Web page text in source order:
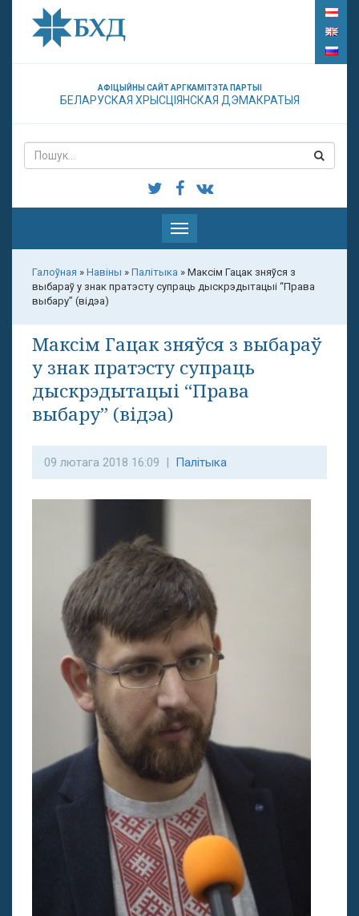
АФІЦЫЙНЫ САЙТ АРГКАМІТЭТА ПАРТЫІ
БЕЛАРУСКАЯ ХРЫСЦІЯНСКАЯ ДЭМАКРАТЫЯ
Паказаць
меню
Галоўная » Навіны » Палітыка » Максім Гацак зняўся з
выбараў у знак пратэсту супраць дыскрэдытацыі “Права
выбару” (відэа)
Максім Гацак зняўся з выбараў
у знак пратэсту супраць
дыскрэдытацыі “Права
выбару” (відэа)
09 лютага 2018 16:09 | Палітыка